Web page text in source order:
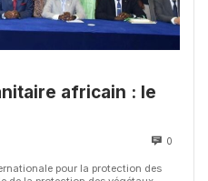
africain : le
0
pour la protection des